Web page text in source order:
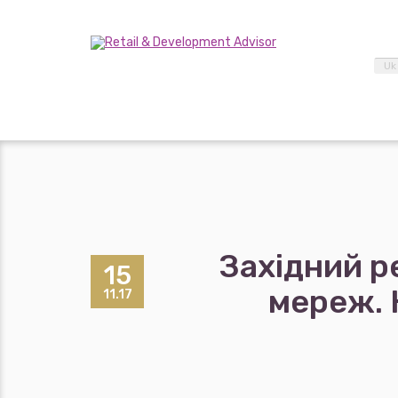
Uk
15
11.17
Західний
мереж.